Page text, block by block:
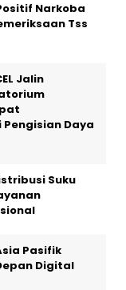
Narkoba
Tss
Jalin
Daya
Suku
Pasifik
Digital